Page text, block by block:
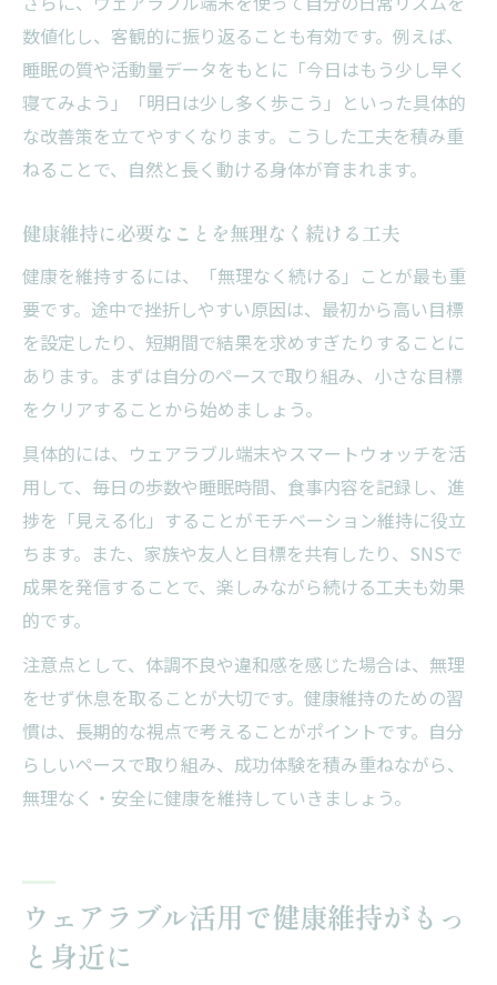
数値化し、客観的に振り返ることも有効です。例えば、
睡眠の質や活動量データをもとに「今日はもう少し早く
寝てみよう」「明日は少し多く歩こう」といった具体的
な改善策を立てやすくなります。こうした工夫を積み重
ねることで、自然と長く動ける身体が育まれます。
健康維持に必要なことを無理なく続ける工夫
健康を維持するには、「無理なく続ける」ことが最も重
要です。途中で挫折しやすい原因は、最初から高い目標
を設定したり、短期間で結果を求めすぎたりすることに
あります。まずは自分のペースで取り組み、小さな目標
をクリアすることから始めましょう。
具体的には、ウェアラブル端末やスマートウォッチを活
用して、毎日の歩数や睡眠時間、食事内容を記録し、進
捗を「見える化」することがモチベーション維持に役立
ちます。また、家族や友人と目標を共有したり、SNSで
成果を発信することで、楽しみながら続ける工夫も効果
的です。
注意点として、体調不良や違和感を感じた場合は、無理
をせず休息を取ることが大切です。健康維持のための習
慣は、長期的な視点で考えることがポイントです。自分
らしいペースで取り組み、成功体験を積み重ねながら、
無理なく・安全に健康を維持していきましょう。
ウェアラブル活用で健康維持がもっ
と身近に